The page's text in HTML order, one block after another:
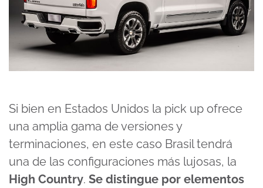
Si bien en Estados Unidos la pick up ofrece
una amplia gama de versiones y
terminaciones, en este caso Brasil tendrá
una de las configuraciones más lujosas, la
High Country. Se distingue por elementos